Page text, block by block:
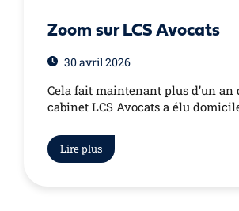
Zoom sur LCS Avocats
30 avril 2026
Cela fait maintenant plus d’un an
cabinet LCS Avocats a élu
Lire plus